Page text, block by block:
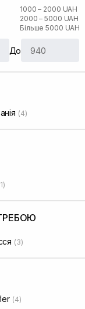
1000 – 2000 UAH
2000 – 5000 UAH
Більше 5000 UAH
До
(4)
(3)
(4)